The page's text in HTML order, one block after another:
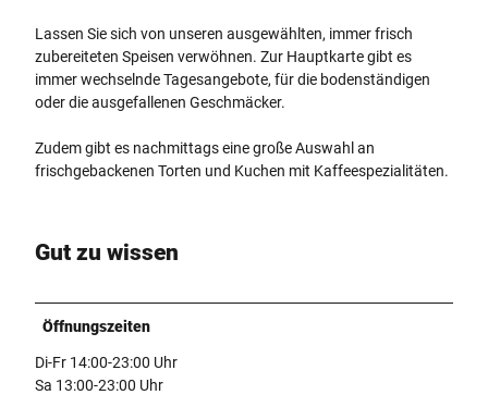
Lassen Sie sich von unseren ausgewählten, immer frisch
zubereiteten Speisen verwöhnen. Zur Hauptkarte gibt es
immer wechselnde Tagesangebote, für die bodenständigen
oder die ausgefallenen Geschmäcker.
Zudem gibt es nachmittags eine große Auswahl an
frischgebackenen Torten und Kuchen mit Kaffeespezialitäten.
Gut zu wissen
Öffnungszeiten
Di-Fr 14:00-23:00 Uhr
Sa 13:00-23:00 Uhr